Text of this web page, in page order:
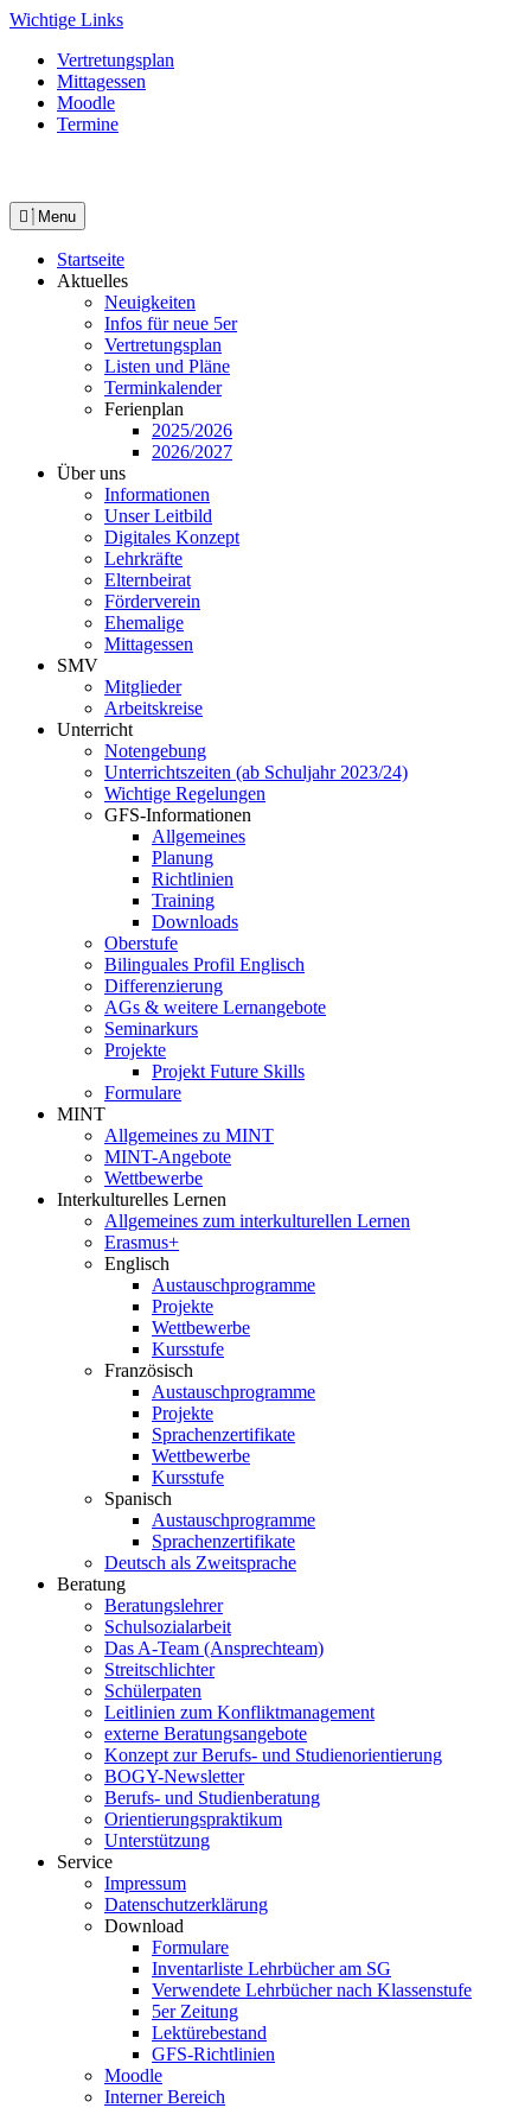
Skip
content
Wichtige Links
Vertretungsplan
Mittagessen
Moodle
Termine
Menu
Startseite
Aktuelles
Neuigkeiten
Infos für neue 5er
Vertretungsplan
Listen und Pläne
Terminkalender
Ferienplan
2025/2026
2026/2027
Über uns
Informationen
Unser Leitbild
Digitales Konzept
Lehrkräfte
Elternbeirat
Förderverein
Ehemalige
Mittagessen
SMV
Mitglieder
Arbeitskreise
Unterricht
Notengebung
Unterrichtszeiten (ab Schuljahr 2023/24)
Wichtige Regelungen
GFS-Informationen
Allgemeines
Planung
Richtlinien
Training
Downloads
Oberstufe
Bilinguales Profil Englisch
Differenzierung
AGs & weitere Lernangebote
Seminarkurs
Projekte
Projekt Future Skills
Formulare
MINT
Allgemeines zu MINT
MINT-Angebote
Wettbewerbe
Interkulturelles Lernen
Allgemeines zum interkulturellen Lernen
Erasmus+
Englisch
Austauschprogramme
Projekte
Wettbewerbe
Kursstufe
Französisch
Austauschprogramme
Projekte
Sprachenzertifikate
Wettbewerbe
Kursstufe
Spanisch
Austauschprogramme
Sprachenzertifikate
Deutsch als Zweitsprache
Beratung
Beratungslehrer
Schulsozialarbeit
Das A-Team (Ansprechteam)
Streitschlichter
Schülerpaten
Leitlinien zum Konfliktmanagement
externe Beratungsangebote
Konzept zur Berufs- und Studienorientierung
BOGY-Newsletter
Berufs- und Studienberatung
Orientierungspraktikum
Unterstützung
Service
Impressum
Datenschutzerklärung
Download
Formulare
Inventarliste Lehrbücher am SG
Verwendete Lehrbücher nach Klassenstufe
5er Zeitung
Lektürebestand
GFS-Richtlinien
Moodle
Interner Bereich